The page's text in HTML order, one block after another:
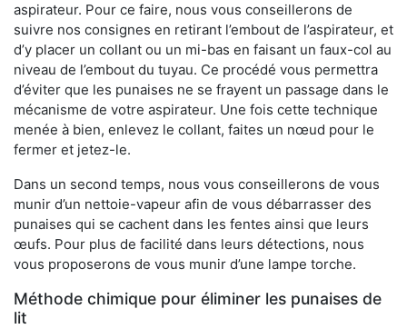
aspirateur. Pour ce faire, nous vous conseillerons de
suivre nos consignes en retirant l’embout de l’aspirateur, et
d’y placer un collant ou un mi-bas en faisant un faux-col au
niveau de l’embout du tuyau. Ce procédé vous permettra
d’éviter que les punaises ne se frayent un passage dans le
mécanisme de votre aspirateur. Une fois cette technique
menée à bien, enlevez le collant, faites un nœud pour le
fermer et jetez-le.
Dans un second temps, nous vous conseillerons de vous
munir d’un nettoie-vapeur afin de vous débarrasser des
punaises qui se cachent dans les fentes ainsi que leurs
œufs. Pour plus de facilité dans leurs détections, nous
vous proposerons de vous munir d’une lampe torche.
Méthode chimique pour éliminer les punaises de
lit